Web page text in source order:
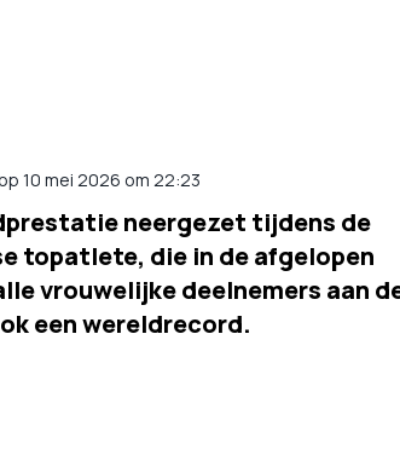
10 mei 2026 om 22:23
neergezet tijdens de
topatlete, die in de afgelopen
vrouwelijke deelnemers aan
een wereldrecord.